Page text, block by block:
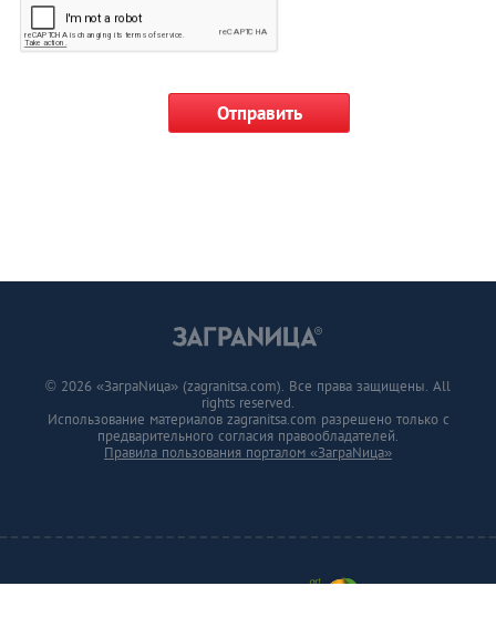
© 2026 «ЗаграNица» (zagranitsa.com). Все права защищены. All
rights reserved.
Использование материалов zagranitsa.com разрешено только с
предварительного согласия правообладателей.
Правила пользования порталом «ЗаграNица»